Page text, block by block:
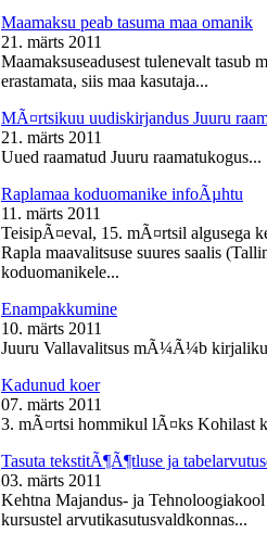
Maamaksu peab tasuma maa omanik
21. märts 2011
Maamaksuseadusest tulenevalt tasub
erastamata, siis maa kasutaja...
MÃ¤rtsikuu uudiskirjandus Juuru
21. märts 2011
Uued raamatud Juuru raamatukogus...
Raplamaa koduomanike infoÃµhtu
11. märts 2011
TeisipÃ¤eval, 15. mÃ¤rtsil algusega
Rapla maavalitsuse suures saalis
koduomanikele...
Enampakkumine
10. märts 2011
Juuru Vallavalitsus mÃ¼Ã¼b kirjaliku
Kadunud koer
07. märts 2011
3. mÃ¤rtsi hommikul lÃ¤ks Kohilast
Tasuta tekstitÃ¶Ã¶tluse ja
03. märts 2011
Kehtna Majandus- ja
kursustel arvutikasutusvaldkonnas...